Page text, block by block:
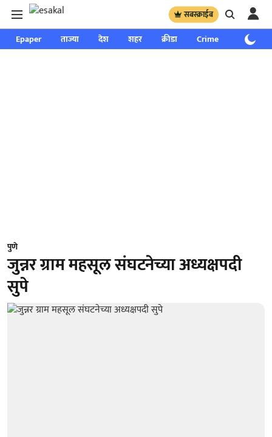
सबस्क्राईब
Epaper ताज्या देश शहर क्रीडा Crime साप्ताहिक
पुणे
जुन्नर ग्राम महसूल संघटनेच्या अध्यक्षपदी
सुपे